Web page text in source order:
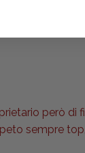
però di
sempre